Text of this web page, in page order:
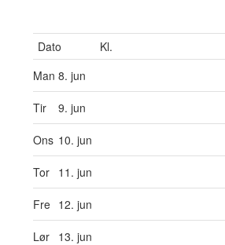
Dato Kl.
Man 8. jun
Tir 9. jun
Ons 10. jun
Tor 11. jun
Fre 12. jun
Lør 13. jun